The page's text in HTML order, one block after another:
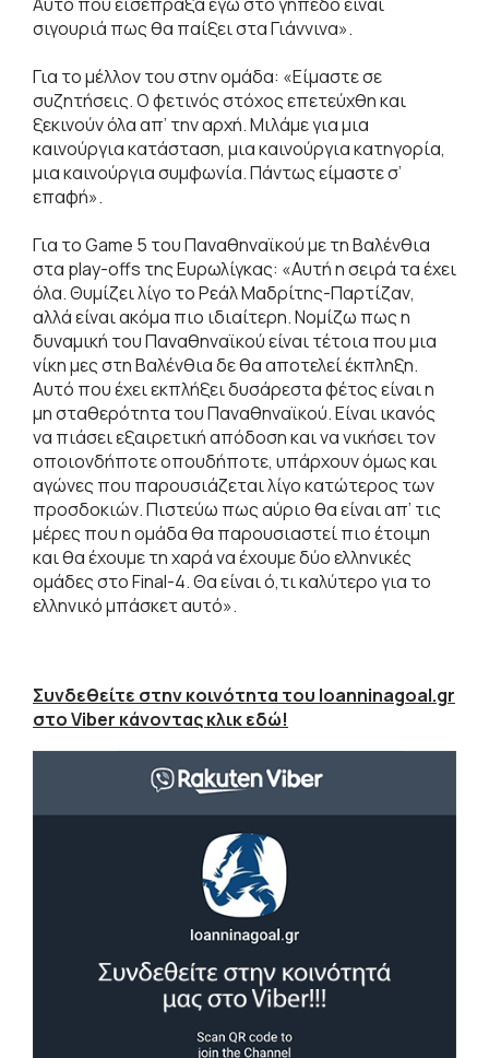
σιγουριά πως θα παίξει στα Γιάννινα».
Για το μέλλον του στην ομάδα: «Είμαστε σε
συζητήσεις. Ο φετινός στόχος επετεύχθη και
ξεκινούν όλα απ’ την αρχή. Μιλάμε για μια
καινούργια κατάσταση, μια καινούργια κατηγορία,
μια καινούργια συμφωνία. Πάντως είμαστε σ’
επαφή».
Για το Game 5 του Παναθηναϊκού με τη Βαλένθια
στα play-offs της Ευρωλίγκας: «Αυτή η σειρά τα έχει
όλα. Θυμίζει λίγο το Ρεάλ Μαδρίτης-Παρτίζαν,
αλλά είναι ακόμα πιο ιδιαίτερη. Νομίζω πως η
δυναμική του Παναθηναϊκού είναι τέτοια που μια
νίκη μες στη Βαλένθια δε θα αποτελεί έκπληξη.
Αυτό που έχει εκπλήξει δυσάρεστα φέτος είναι η
μη σταθερότητα του Παναθηναϊκού. Είναι ικανός
να πιάσει εξαιρετική απόδοση και να νικήσει τον
οποιονδήποτε οπουδήποτε, υπάρχουν όμως και
αγώνες που παρουσιάζεται λίγο κατώτερος των
προσδοκιών. Πιστεύω πως αύριο θα είναι απ’ τις
μέρες που η ομάδα θα παρουσιαστεί πιο έτοιμη
και θα έχουμε τη χαρά να έχουμε δύο ελληνικές
ομάδες στο Final-4. Θα είναι ό,τι καλύτερο για το
ελληνικό μπάσκετ αυτό».
Συνδεθείτε στην κοινότητα του Ioanninagoal.gr
στο Viber κάνοντας κλικ εδώ!